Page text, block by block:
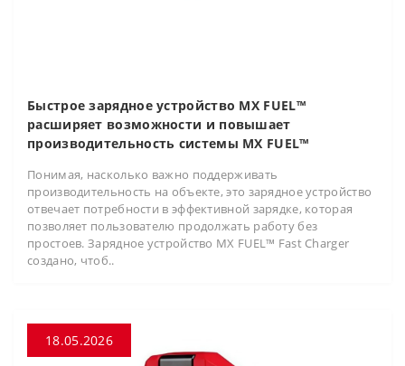
Быстрое зарядное устройство MX FUEL™
расширяет возможности и повышает
производительность системы MX FUEL™
Понимая, насколько важно поддерживать
производительность на объекте, это зарядное устройство
отвечает потребности в эффективной зарядке, которая
позволяет пользователю продолжать работу без
простоев. Зарядное устройство MX FUEL™ Fast Charger
создано, чтоб..
18.05.2026